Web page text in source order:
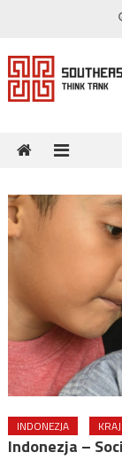
content
INDONEZJA KRAJ
Indonezja –